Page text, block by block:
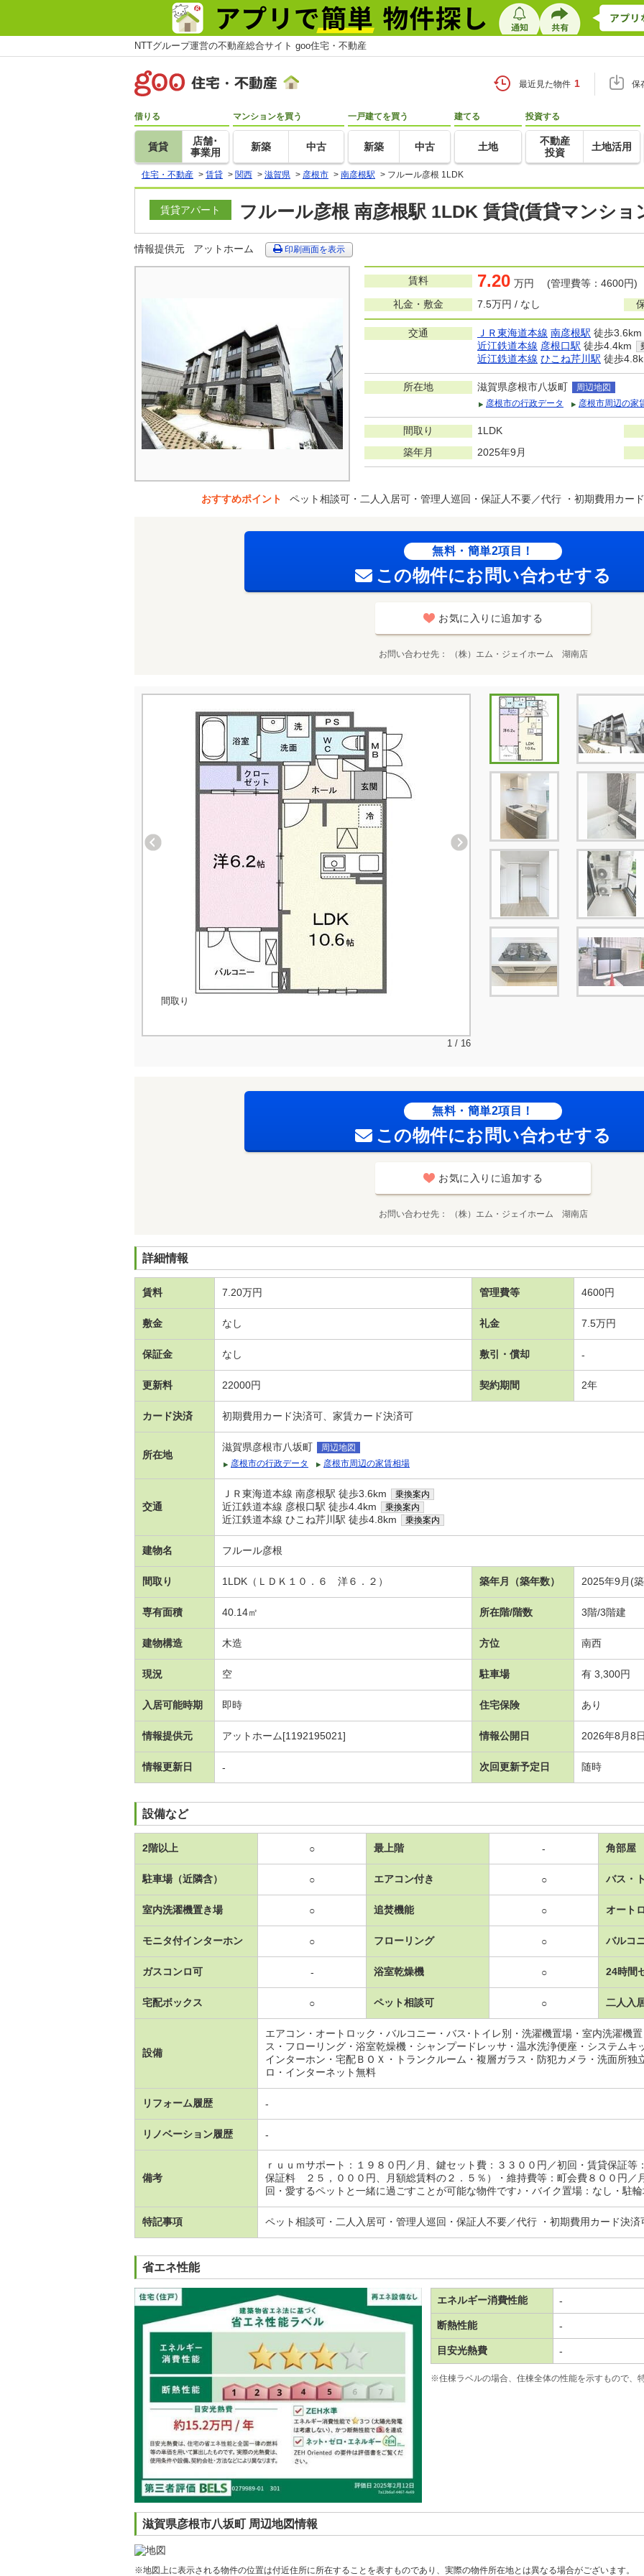
NTTグループ運営の不動産総合サイト goo住宅・不動産
最近見た物件 1 保
借りる
賃貸
店舗･
事業用
マンションを買う
新築 中古
一戸建てを買う
新築 中古
建てる
土地
投資する
不動産
投資
土地活用
住宅・不動産 > 賃貸 > 関西 > 滋賀県 > 彦根市 > 南彦根駅 > フルール彦根 1LDK
賃貸アパート フルール彦根 南彦根駅 1LDK 賃貸(賃貸マンショ
情報提供元 アットホーム 印刷画面を表示
賃料 7.20 万円 (管理費等：4600円)
礼金・敷金
7.5万円 / なし
交通 ＪＲ東海道本線 南彦根駅 徒歩3.6km
近江鉄道本線 彦根口駅 徒歩4.4km
近江鉄道本線 ひこね芹川駅 徒歩
所在地 滋賀県彦根市八坂町
周辺地図
彦根市の行政データ
彦根市周辺の家
間取り
1LDK
築年月
2025年9月
おすすめポイント ペット相談可・二人入居可・管理人巡回・保証人不要／代行 ・初期費用カー
無料・簡単2項目！
この物件にお問い合わせする
お気に入りに追加する
お問い合わせ先 （株）エム・ジェイホーム 湖南店
間取り
1 / 16
無料・簡単2項目！
この物件にお問い合わせする
お気に入りに追加する
お問い合わせ先 （株）エム・ジェイホーム 湖南店
詳細情報
賃料 7.20万円 管理費等 4600円
敷金 なし 礼金 7.5万円
保証金 なし 敷引・償却 -
更新料 22000円 契約期間 2年
カード決済 初期費用カード決済可、家賃カード決済可
所在地
滋賀県彦根市八坂町
周辺地図
彦根市の行政データ
彦根市周辺の家賃相場
交通
ＪＲ東海道本線 南彦根駅 徒歩3.6km 乗換案内
近江鉄道本線 彦根口駅 徒歩4.4km 乗換案内
近江鉄道本線 ひこね芹川駅 徒歩4.8km 乗換案内
建物名 フルール彦根
間取り 1LDK（ＬＤＫ１０．６ 洋６．２） 築年月（築年数） 2025年9月(
専有面積 40.14㎡ 所在階/階数 3階/3階建
建物構造 木造 方位 南西
現況 空 駐車場 有 3,300円
入居可能時期 即時 住宅保険 あり
情報提供元 アットホーム[1192195021] 情報公開日 2026年8月8
情報更新日 - 次回更新予定日 随時
設備など
2階以上 ○ 最上階 - 角部屋
駐車場（近隣含） ○ エアコン付き ○ バス・
室内洗濯機置き場 ○ 追焚機能 ○ オート
モニタ付インターホン ○ フローリング ○ バルコ
ガスコンロ可 - 浴室乾燥機 ○ 24時間
宅配ボックス ○ ペット相談可 ○ 二人入
設備
エアコン・オートロック・バルコニー・バス･トイレ別・洗濯機置場・室内洗濯機
ス・フローリング・浴室乾燥機・シャンプードレッサ・温水洗浄便座・システム
インターホン・宅配ＢＯＸ・トランクルーム・複層ガラス・防犯カメラ・洗面所独
ロ・インターネット無料
リフォーム履歴 -
リノベーション履歴 -
備考
ｒｕｕｍサポート：１９８０円／月、鍵セット費：３３００円／初回・賃貸保証
保証料 ２５，０００円、月額総賃料の２．５％）・維持費等：町会費８００円／
回・愛するペットと一緒に過ごすことが可能な物件です♪・バイク置場：なし・駐
特記事項 ペット相談可・二人入居可・管理人巡回・保証人不要／代行 ・初期費用カード決
省エネ性能
エネルギー消費性能 -
断熱性能 -
目安光熱費 -
※住棟ラベルの場合、住棟全体の性能を示すもので、
滋賀県彦根市八坂町 周辺地図情報
※地図上に表示される物件の位置は付近住所に所在することを表すものであり、実際の物件所在地とは異なる場合がございます。